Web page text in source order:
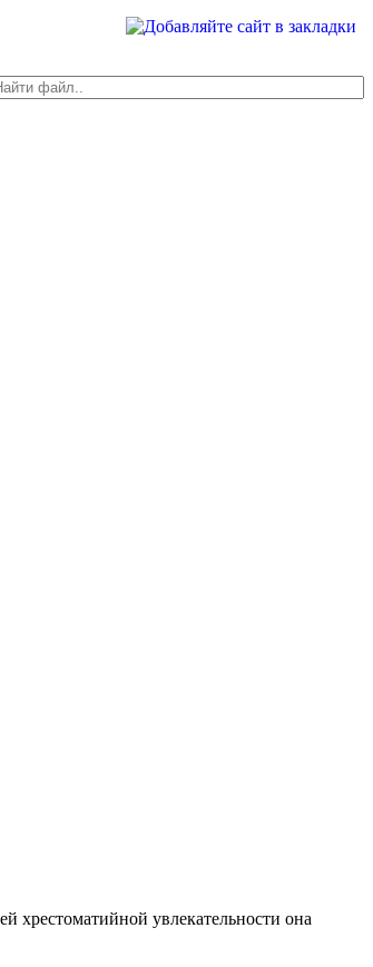
хрестоматийной увлекательности она